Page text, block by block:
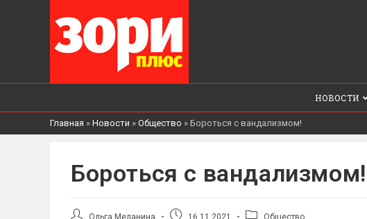
НОВОСТИ
Главная » Новости » Общество » Бороться с вандализмом!
Бороться с вандализмом!
АвторОльга Меланина
Запись16.11.2021
РубрикаОбщество